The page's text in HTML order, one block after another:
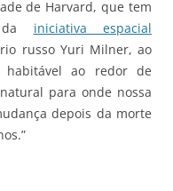
de Harvard, que tem
da iniciativa espacial
russo Yuri Milner, ao
habitável ao redor de
para onde nossa
depois da morte